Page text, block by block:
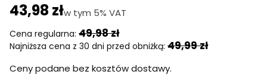
43,98 złw tym 5% VAT
w tym 5% VAT
Cena regularna: 49,98 zł
Najniższa cena z 30 dni przed obniżką: 49,99 zł
Ceny podane bez kosztów dostawy.